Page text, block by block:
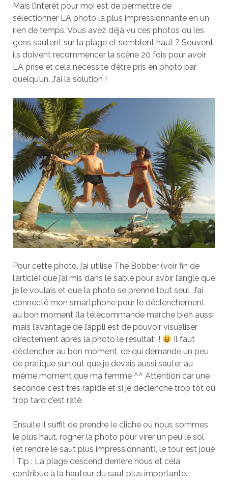
Mais l’intérêt pour moi est de permettre de
sélectionner LA photo la plus impressionnante en un
rien de temps. Vous avez déjà vu ces photos où les
gens sautent sur la plage et semblent haut ? Souvent
ils doivent recommencer la scène 20 fois pour avoir
LA prise et cela nécessite d’être pris en photo par
quelqu’un. J’ai la solution !
Pour cette photo, j’ai utilisé The Bobber (voir fin de
l’article) que j’ai mis dans le sable pour avoir l’angle que
je le voulais et que la photo se prenne tout seul. J’ai
connecté mon smartphone pour le déclenchement
au bon moment (la télécommande marche bien aussi
mais l’avantage de l’appli est de pouvoir visualiser
directement après la photo le résultat !
Il faut
déclencher au bon moment, ce qui demande un peu
de pratique surtout que je devais aussi sauter au
même moment que ma femme ^^ Attention car une
seconde c’est très rapide et si je déclenche trop tôt ou
trop tard c’est raté.
Ensuite il suffit de prendre le cliché où nous sommes
le plus haut, rogner la photo pour virer un peu le sol
(et rendre le saut plus impressionnant), le tour est joué
! Tip : La plage descend derrière nous et cela
contribue à la hauteur du saut plus importante.